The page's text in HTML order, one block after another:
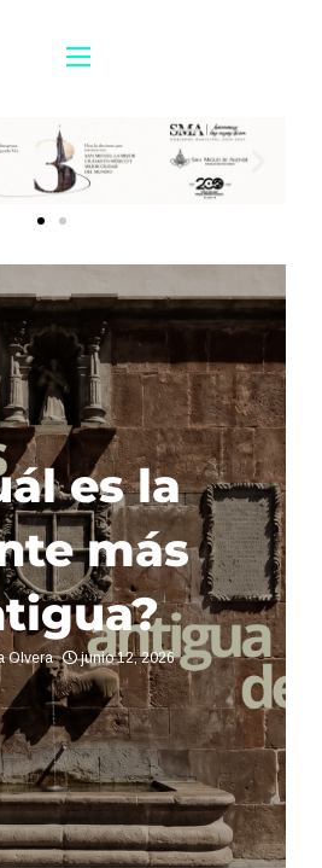
es la
más
Olvera junio 12, 2026